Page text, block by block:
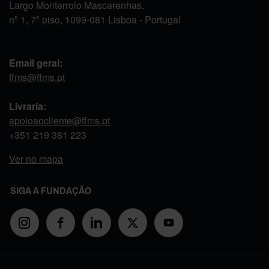
Largo Monterroio Mascarenhas,
nº 1, 7º piso, 1099-081 Lisboa - Portugal
Email geral:
ffms@ffms.pt
Livraria:
apoioaocliente@ffms.pt
+351 219 381 223
Ver no mapa
SIGA A FUNDAÇÃO